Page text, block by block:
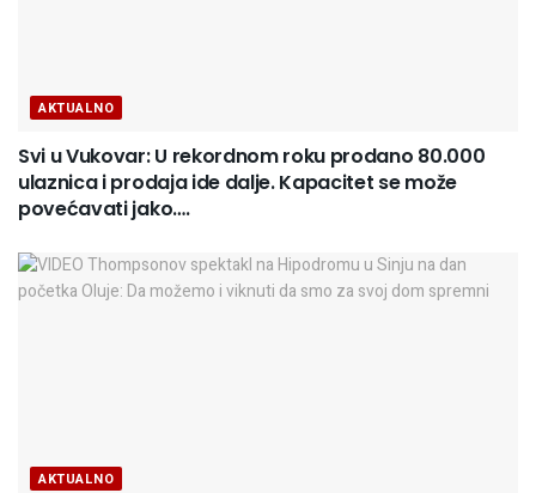
AKTUALNO
Svi u Vukovar: U rekordnom roku prodano 80.000
ulaznica i prodaja ide dalje. Kapacitet se može
povećavati jako….
AKTUALNO